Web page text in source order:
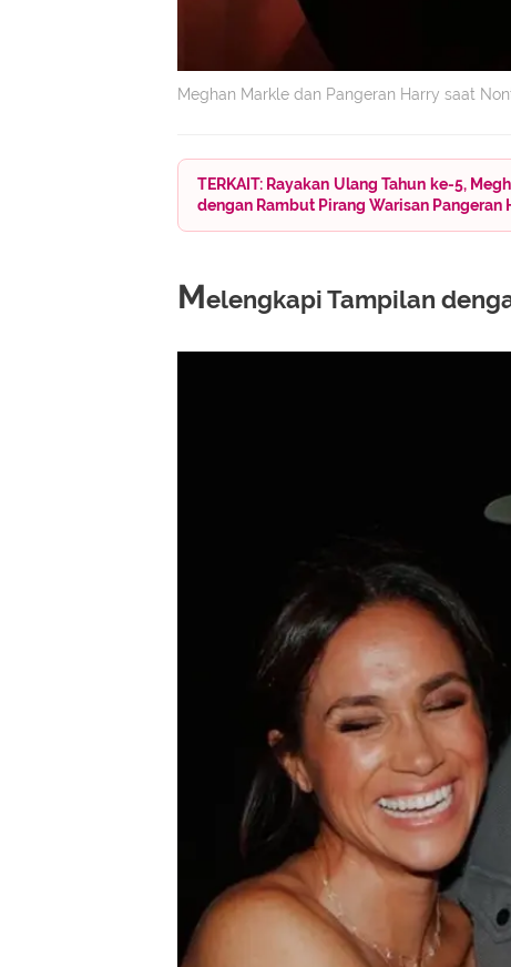
Meghan Markle dan Pangeran Harry saat
TERKAIT: Rayakan Ulang Tahun ke-5,
dengan Rambut Pirang Warisan Pangeran
Melengkapi Tampilan